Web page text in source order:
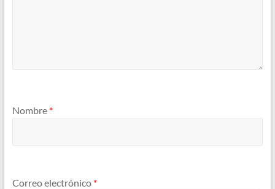
Nombre *
Correo electrónico *